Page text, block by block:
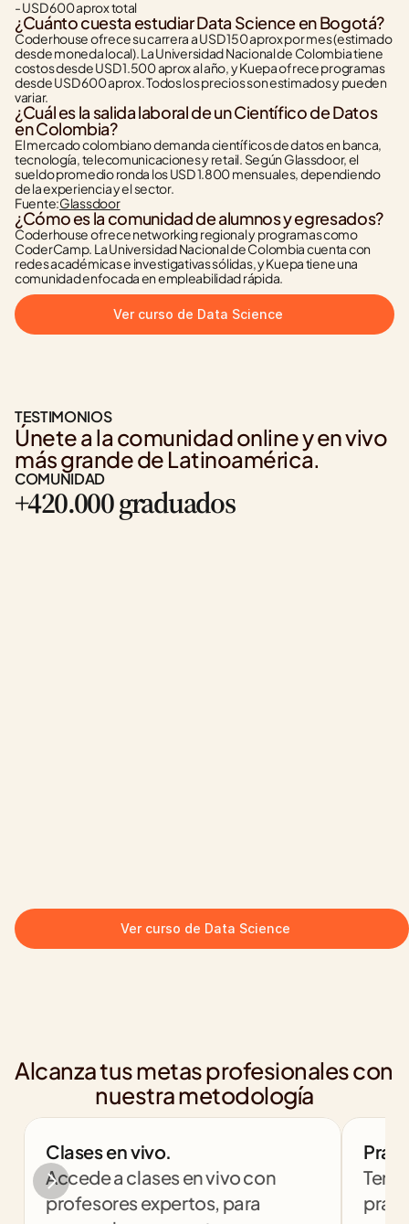
- USD 600 aprox total
¿Cuánto cuesta estudiar Data Science en Bogotá?
Coderhouse ofrece su carrera a USD 150 aprox por mes (estimado
desde moneda local). La Universidad Nacional de Colombia tiene
costos desde USD 1.500 aprox al año, y Kuepa ofrece programas
desde USD 600 aprox. Todos los precios son estimados y pueden
variar.
¿Cuál es la salida laboral de un Científico de Datos
en Colombia?
El mercado colombiano demanda científicos de datos en banca,
tecnología, telecomunicaciones y retail. Según Glassdoor, el
sueldo promedio ronda los USD 1.800 mensuales, dependiendo
de la experiencia y el sector.
Fuente:Glassdoor
¿Cómo es la comunidad de alumnos y egresados?
Coderhouse ofrece networking regional y programas como
CoderCamp. La Universidad Nacional de Colombia cuenta con
redes académicas e investigativas sólidas, y Kuepa tiene una
comunidad enfocada en empleabilidad rápida.
Ver curso de Data Science
Alcanza tus metas profesionales con
nuestra metodología
Clases en vivo.
Accede a clases en vivo con
profesores expertos, para
TESTIMONIOS
Únete a la comunidad online y en vivo
más grande de Latinoamérica.
COMUNIDAD
+420.000 graduados
Ver curso de Data Science